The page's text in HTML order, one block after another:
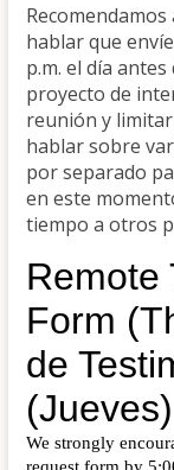
hablar que
p.m. el día
proyecto de
reunión y
hablar sobre
por separado
en este
tiempo a otros